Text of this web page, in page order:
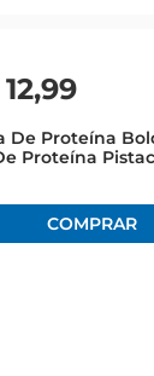
12,99
De Proteína
Proteína